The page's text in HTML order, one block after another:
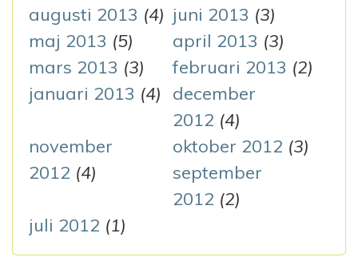
augusti 2013 (4) juni 2013 (3)
maj 2013 (5) april 2013 (3)
mars 2013 (3) februari 2013 (2)
januari 2013 (4)
december
2012 (4)
november
2012 (4)
oktober 2012 (3)
september
2012 (2)
juli 2012 (1)